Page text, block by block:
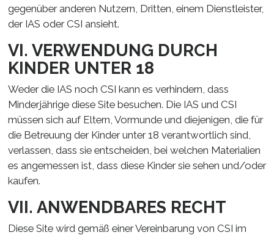
gegenüber anderen Nutzern, Dritten, einem Dienstleister,
der IAS oder CSI ansieht.
VI. VERWENDUNG DURCH
KINDER UNTER 18
Weder die IAS noch CSI kann es verhindern, dass
Minderjährige diese Site besuchen. Die IAS und CSI
müssen sich auf Eltern, Vormunde und diejenigen, die für
die Betreuung der Kinder unter 18 verantwortlich sind,
verlassen, dass sie entscheiden, bei welchen Materialien
es angemessen ist, dass diese Kinder sie sehen und/oder
kaufen.
VII. ANWENDBARES RECHT
Diese Site wird gemäß einer Vereinbarung von CSI im